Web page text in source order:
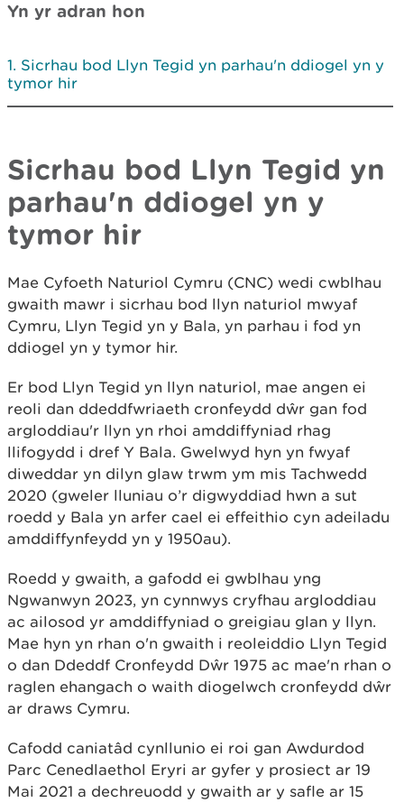
Yn yr adran hon
Sicrhau bod Llyn Tegid yn parhau'n ddiogel yn y
tymor hir
Sicrhau bod Llyn Tegid yn
parhau'n ddiogel yn y
tymor hir
Mae Cyfoeth Naturiol Cymru (CNC) wedi cwblhau
gwaith mawr i sicrhau bod llyn naturiol mwyaf
Cymru, Llyn Tegid yn y Bala, yn parhau i fod yn
ddiogel yn y tymor hir.
Er bod Llyn Tegid yn llyn naturiol, mae angen ei
reoli dan ddeddfwriaeth cronfeydd dŵr gan fod
argloddiau'r llyn yn rhoi amddiffyniad rhag
llifogydd i dref Y Bala. Gwelwyd hyn yn fwyaf
diweddar yn dilyn glaw trwm ym mis Tachwedd
2020 (gweler lluniau o’r digwyddiad hwn a sut
roedd y Bala yn arfer cael ei effeithio cyn adeiladu
amddiffynfeydd yn y 1950au).
Roedd y gwaith, a gafodd ei gwblhau yng
Ngwanwyn 2023, yn cynnwys cryfhau argloddiau
ac ailosod yr amddiffyniad o greigiau glan y llyn.
Mae hyn yn rhan o'n gwaith i reoleiddio Llyn Tegid
o dan Ddeddf Cronfeydd Dŵr 1975 ac mae'n rhan o
raglen ehangach o waith diogelwch cronfeydd dŵr
ar draws Cymru.
Cafodd caniatâd cynllunio ei roi gan Awdurdod
Parc Cenedlaethol Eryri ar gyfer y prosiect ar 19
Mai 2021 a dechreuodd y gwaith ar y safle ar 15